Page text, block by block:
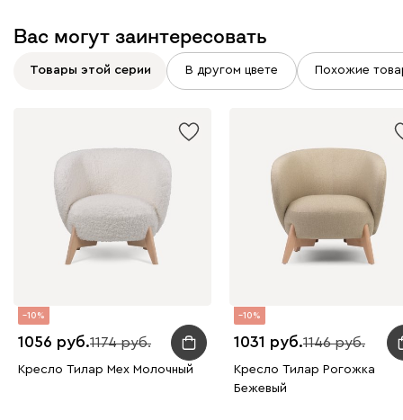
Вас могут заинтересовать
Товары этой серии В другом цвете Похожие
10
1056 1174
Кресло Тилар Мех Молочный
10
1031 1146
Кресло Тилар Рогожка
Бежевый